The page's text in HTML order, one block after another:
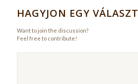
HAGYJON EGY VÁLASZT
Want to join the discussion?
Feel free to contribute!